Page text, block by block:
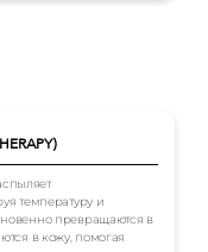
температуру и
превращаются в
в кожу, помогая